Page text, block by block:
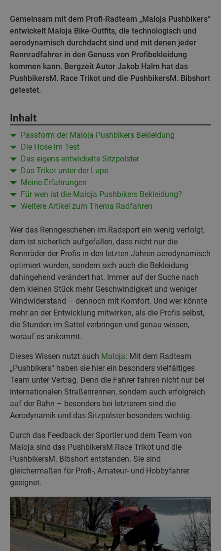
Gemeinsam mit dem Profi-Radteam „Maloja Pushbikers“
entwickelt Maloja Bike-Outfits, die technologisch und
aerodynamisch durchdacht sind und mit denen jeder
Rennradfahrer in den Genuss von Profibekleidung
kommen kann. Bergzeit Autor Jakob Halm hat das
PushbikersM. Race Trikot und die PushbikersM. Bibshort
getestet.
Inhalt
Passform der Maloja Pushbikers Bekleidung
Die Hose im Test
Das eigens entwickelte Sitzpolster
Das Trikot unter der Lupe
Meine Erfahrungen
Für wen ist die Maloja Pushbikers Bekleidung?
Weitere Artikel zum Thema Radfahren
Wer das Renngeschehen im Radsport ein wenig verfolgt,
dem ist sicherlich aufgefallen, dass nicht nur die
Rennräder der Profis in den letzten Jahren aerodynamisch
optimiert wurden, sondern sich auch die Bekleidung
dahingehend verändert hat. Immer auf der Suche nach
dem kleinen Stück mehr Geschwindigkeit und weniger
Windwiderstand – dennoch mit Komfort. Und wer könnte
mehr an der Entwicklung mitwirken, als die Profis selbst,
die Stunden im Sattel verbringen und genau wissen,
worauf es ankommt.
Dieses Wissen nutzt auch Maloja: Mit dem Radteam
„Pushbikers“ haben sie hier ein besonders vielfältiges
Team unter Vertrag. Denn die Fahrer fahren nicht nur bei
internationalen Straßenrennen, sondern auch erfolgreich
auf der Bahn – besonders bei letzterem sind die
Aerodynamik und das Sitzpolster besonders wichtig.
Durch das Feedback der Sportler und dem Team von
Maloja sind das PushbikersM.Race Trikot und die
PushbikersM. Bibshort entstanden. Sie sind
gleichermaßen für Profi-, Amateur- und Hobbyfahrer
geeignet.